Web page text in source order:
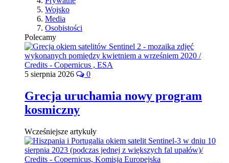
Wojsko
Media
Osobistości
Polecamy
5 sierpnia 2026 0
Grecja uruchamia nowy program
kosmiczny
Wcześniejsze artykuły